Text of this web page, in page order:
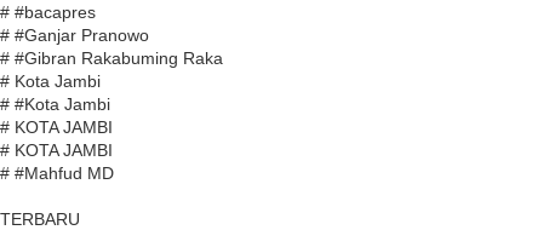
# #bacapres
# #Ganjar Pranowo
# #Gibran Rakabuming Raka
# Kota Jambi
# #Kota Jambi
# KOTA JAMBI
# KOTA JAMBI
# #Mahfud MD
TERBARU